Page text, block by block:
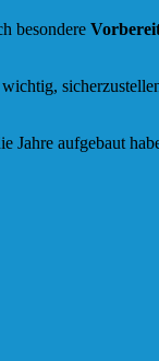
besondere
Jahre aufgebaut